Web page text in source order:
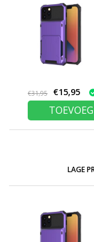
€31,95 €15,95
LAGE